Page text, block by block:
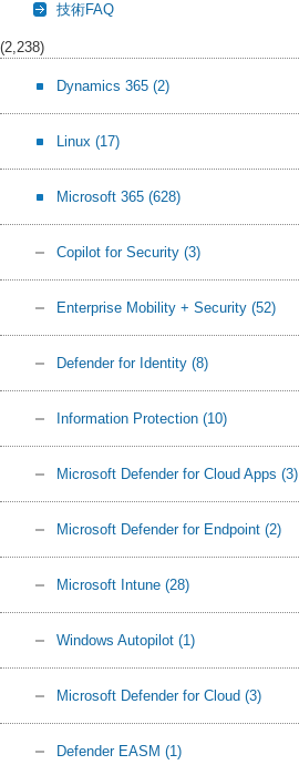
技術FAQ
(2,238)
Dynamics 365 (2)
Linux (17)
Microsoft 365 (628)
Copilot for Security (3)
Enterprise Mobility + Security (52)
Defender for Identity (8)
Information Protection (10)
Microsoft Defender for Cloud Apps (3)
Microsoft Defender for Endpoint (2)
Microsoft Intune (28)
Windows Autopilot (1)
Microsoft Defender for Cloud (3)
Defender EASM (1)